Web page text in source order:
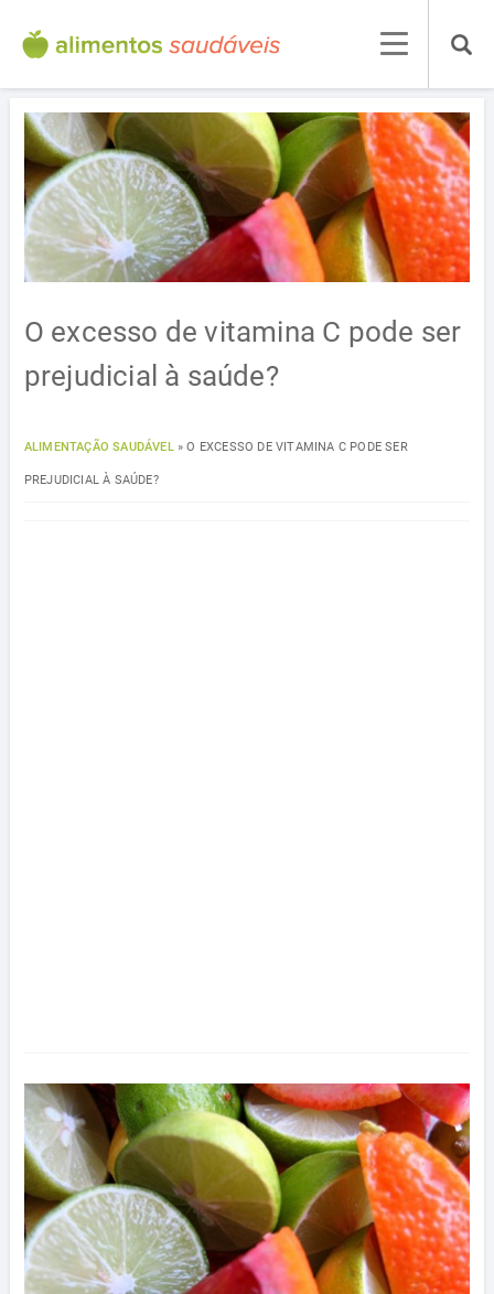
O excesso de vitamina C pode ser
prejudicial à saúde?
ALIMENTAÇÃO SAUDÁVEL»O EXCESSO DE VITAMINA C PODE SER
PREJUDICIAL À SAÚDE?